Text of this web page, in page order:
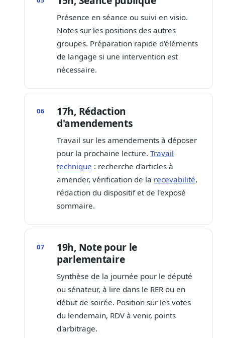
Présence en séance ou suivi en visio.
Notes sur les positions des autres
groupes. Préparation rapide d'éléments
de langage si une intervention est
nécessaire.
17h, Rédaction
d'amendements
Travail sur les amendements à déposer
pour la prochaine lecture. Travail
technique : recherche d'articles à
amender, vérification de la recevabilité,
rédaction du dispositif et de l'exposé
sommaire.
19h, Note pour le
parlementaire
Synthèse de la journée pour le député
ou sénateur, à lire dans le RER ou en
début de soirée. Position sur les votes
du lendemain, RDV à venir, points
d'arbitrage.